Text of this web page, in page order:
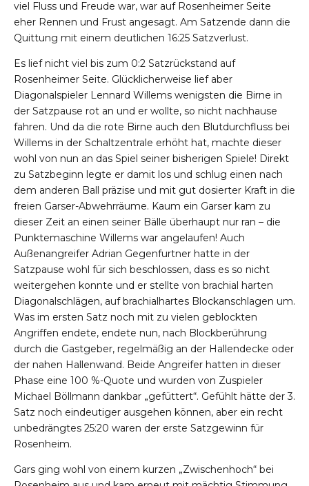
viel Fluss und Freude war, war auf Rosenheimer Seite
eher Rennen und Frust angesagt. Am Satzende dann die
Quittung mit einem deutlichen 16:25 Satzverlust.
Es lief nicht viel bis zum 0:2 Satzrückstand auf
Rosenheimer Seite. Glücklicherweise lief aber
Diagonalspieler Lennard Willems wenigsten die Birne in
der Satzpause rot an und er wollte, so nicht nachhause
fahren. Und da die rote Birne auch den Blutdurchfluss bei
Willems in der Schaltzentrale erhöht hat, machte dieser
wohl von nun an das Spiel seiner bisherigen Spiele! Direkt
zu Satzbeginn legte er damit los und schlug einen nach
dem anderen Ball präzise und mit gut dosierter Kraft in die
freien Garser-Abwehrräume. Kaum ein Garser kam zu
dieser Zeit an einen seiner Bälle überhaupt nur ran – die
Punktemaschine Willems war angelaufen! Auch
Außenangreifer Adrian Gegenfurtner hatte in der
Satzpause wohl für sich beschlossen, dass es so nicht
weitergehen konnte und er stellte von brachial harten
Diagonalschlägen, auf brachialhartes Blockanschlagen um.
Was im ersten Satz noch mit zu vielen geblockten
Angriffen endete, endete nun, nach Blockberührung
durch die Gastgeber, regelmäßig an der Hallendecke oder
der nahen Hallenwand. Beide Angreifer hatten in dieser
Phase eine 100 %-Quote und wurden von Zuspieler
Michael Böllmann dankbar „gefüttert“. Gefühlt hätte der 3.
Satz noch eindeutiger ausgehen können, aber ein recht
unbedrängtes 25:20 waren der erste Satzgewinn für
Rosenheim.
Gars ging wohl von einem kurzen „Zwischenhoch“ bei